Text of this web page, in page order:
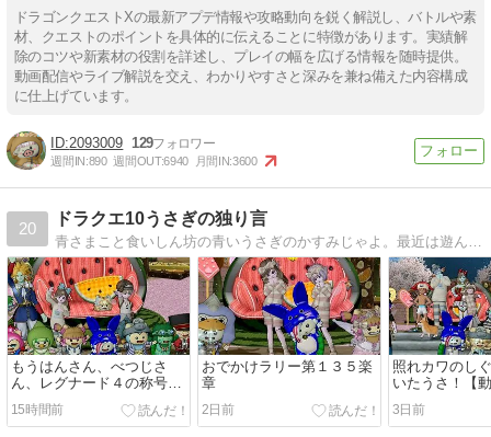
ドラゴンクエストXの最新アプデ情報や攻略動向を鋭く解説し、バトルや素
材、クエストのポイントを具体的に伝えることに特徴があります。実績解
除のコツや新素材の役割を詳述し、プレイの幅を広げる情報を随時提供。
動画配信やライブ解説を交え、わかりやすさと深みを兼ね備えた内容構成
に仕上げています。
2093009 129
週間IN:890 週間OUT:6940 月間IN:3600
20
ドラクエ10うさぎの独り言
青さまこと食いしん坊の青いうさぎのかすみじゃよ。最近は遊んだお写真とYouTube配信時のスライドショーに載せたリスナー様の食べ物写真を毎日の記事にしてるうさよ。
もうはんさん、べつじさ
ん、レグナード４の称号お
めでとうさー！
15時間前
おでかけラリー第１３５楽
章
2日前
照れカワのし
いたうさ！【
3日前